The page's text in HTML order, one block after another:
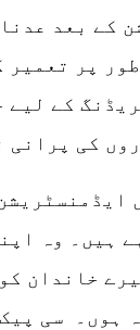
کے بعد
پر
کے لیے
ہیں۔ وہ
خاندان
ہوں۔ سی